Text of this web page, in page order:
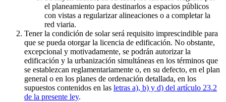
el planeamiento para destinarlos a espacios públicos
con vistas a regularizar alineaciones o a completar la
red viaria.
Tener la condición de solar será requisito imprescindible para
que se pueda otorgar la licencia de edificación. No obstante,
excepcional y motivadamente, se podrán autorizar la
edificación y la urbanización simultáneas en los términos que
se establezcan reglamentariamente o, en su defecto, en el plan
general o en los planes de ordenación detallada, en los
supuestos contenidos en las letras a), b) y d) del artículo 23.2
de la presente ley.